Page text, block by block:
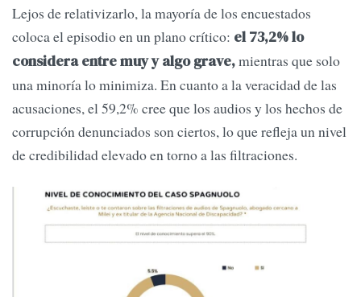
Lejos de relativizarlo, la mayoría de los encuestados
coloca el episodio en un plano crítico: el 73,2% lo
considera entre muy y algo grave,mientras que solo
una minoría lo minimiza. En cuanto a la veracidad de las
acusaciones, el 59,2% cree que los audios y los hechos de
corrupción denunciados son ciertos, lo que refleja un nivel
de credibilidad elevado en torno a las filtraciones.